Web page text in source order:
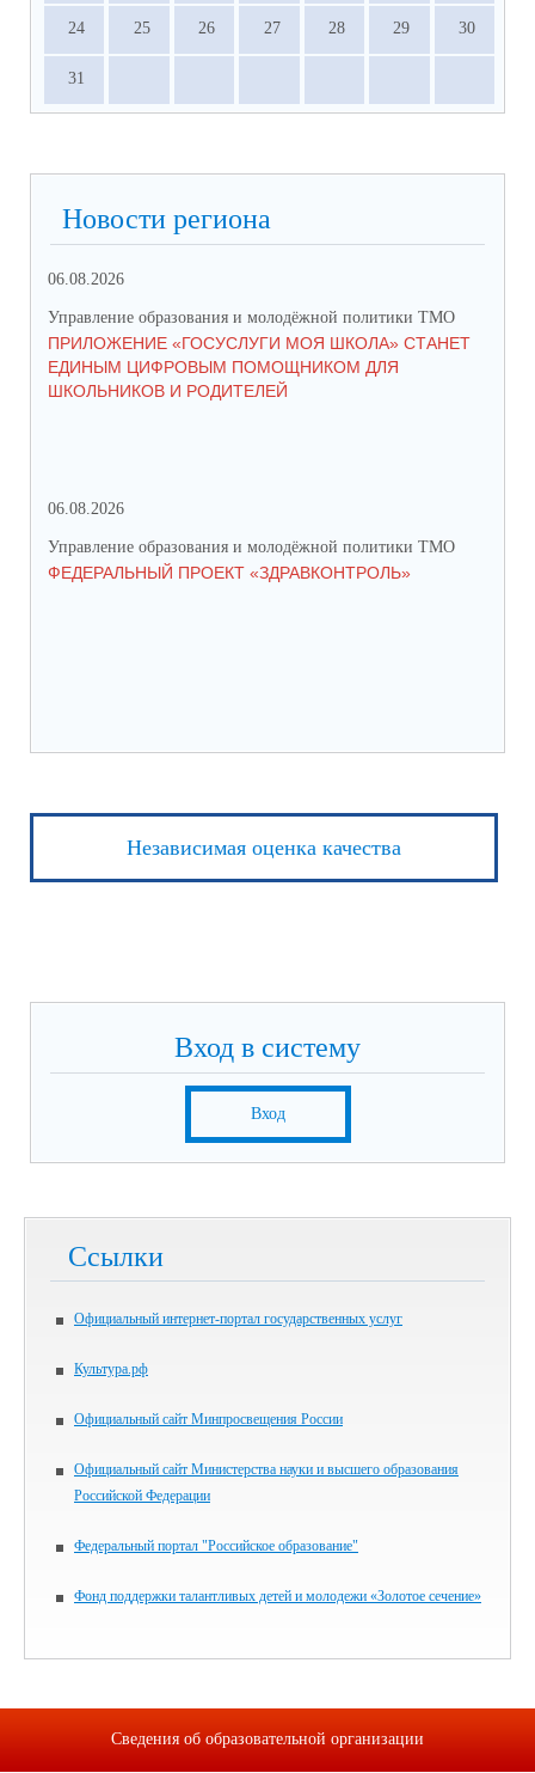
24 25 26 27 28 29 30
31
Новости региона
06.08.2026
Управление образования и молодёжной политики ТМО
ПРИЛОЖЕНИЕ «ГОСУСЛУГИ МОЯ ШКОЛА» СТАНЕТ
ЕДИНЫМ ЦИФРОВЫМ ПОМОЩНИКОМ ДЛЯ
ШКОЛЬНИКОВ И РОДИТЕЛЕЙ
06.08.2026
Управление образования и молодёжной политики ТМО
ФЕДЕРАЛЬНЫЙ ПРОЕКТ «ЗДРАВКОНТРОЛЬ»
Независимая оценка качества
Вход в систему
Вход
Ссылки
Официальный интернет-портал государственных услуг
Культура.рф
Официальный сайт Минпросвещения России
Официальный сайт Министерства науки и высшего образования
Российской Федерации
Федеральный портал "Российское образование"
Фонд поддержки талантливых детей и молодежи «Золотое сечение»
Сведения об образовательной организации